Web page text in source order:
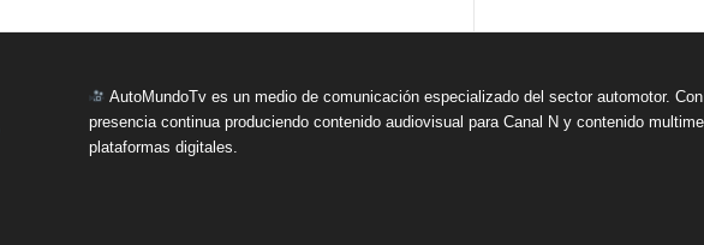
AutoMundoTv es un medio de comunicación especializado del sector automotor.
presencia continua produciendo contenido audiovisual para Canal N y contenido
plataformas digitales.